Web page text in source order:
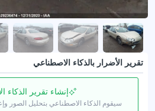
تقرير الأضرار بالذكاء الاصطناعي
إنشاء تقرير الذكاء
سيقوم الذكاء الاصطناعي بتحليل الصور